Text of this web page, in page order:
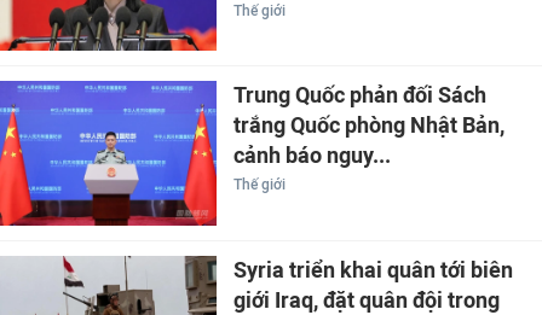
Thế giới
Trung Quốc phản đối Sách
trắng Quốc phòng Nhật Bản,
cảnh báo nguy...
Thế giới
Syria triển khai quân tới biên
giới Iraq, đặt quân đội trong